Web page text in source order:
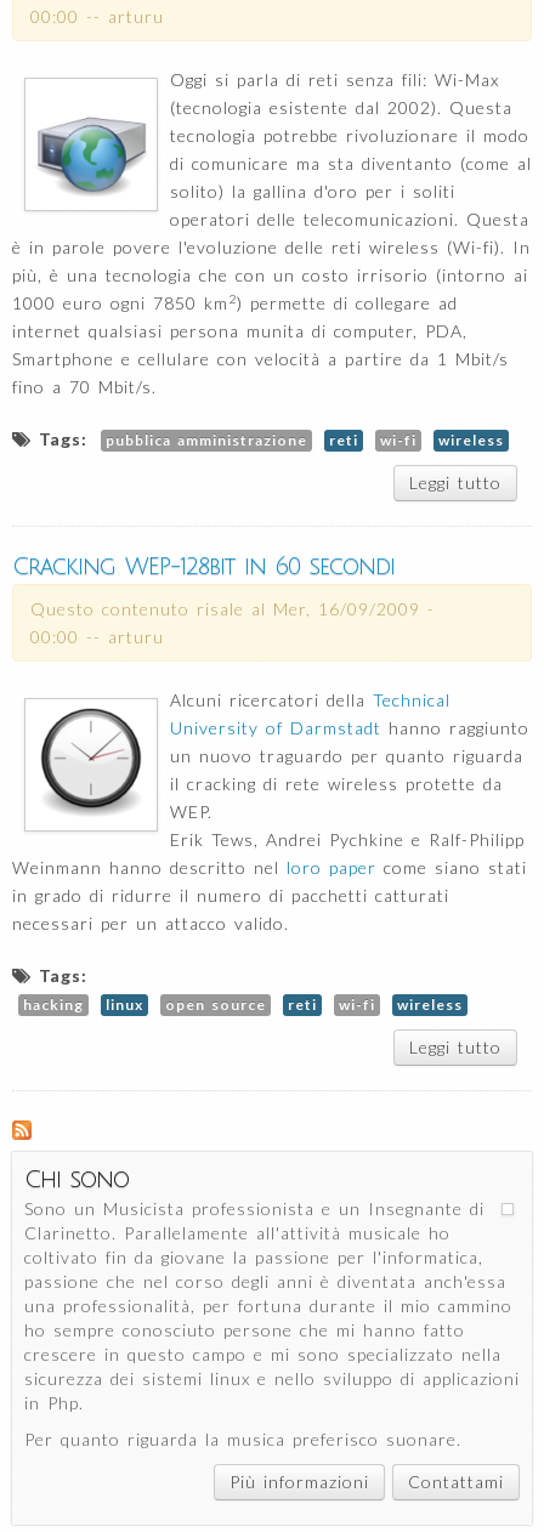
00:00 -- arturu
Oggi si parla di reti senza fili: Wi-Max
(tecnologia esistente dal 2002). Questa
tecnologia potrebbe rivoluzionare il modo
di comunicare ma sta diventanto (come al
solito) la gallina d'oro per i soliti
operatori delle telecomunicazioni. Questa
è in parole povere l'evoluzione delle reti wireless (Wi-fi). In
più, è una tecnologia che con un costo irrisorio (intorno ai
1000 euro ogni 7850 km 2) permette di collegare ad
internet qualsiasi persona munita di computer, PDA,
Smartphone e cellulare con velocità a partire da 1 Mbit/s
fino a 70 Mbit/s.
Tags: pubblica amministrazione reti wi-fi wireless
Leggi tutto
Cracking WEP-128bit in 60 secondi
Questo contenuto risale al Mer, 16/09/2009 -
00:00 -- arturu
Alcuni ricercatori della Technical
University of Darmstadt hanno raggiunto
un nuovo traguardo per quanto riguarda
il cracking di rete wireless protette da
WEP.
Erik Tews, Andrei Pychkine e Ralf-Philipp
Weinmann hanno descritto nel loro paper come siano stati
in grado di ridurre il numero di pacchetti catturati
necessari per un attacco valido.
Tags:
hacking linux open source reti wi-fi wireless
Leggi tutto
Chi sono
Sono un Musicista professionista e un Insegnante di
Clarinetto. Parallelamente all'attività musicale ho
coltivato fin da giovane la passione per l'informatica,
passione che nel corso degli anni è diventata anch'essa
una professionalità, per fortuna durante il mio cammino
ho sempre conosciuto persone che mi hanno fatto
crescere in questo campo e mi sono specializzato nella
sicurezza dei sistemi linux e nello sviluppo di applicazioni
in Php.
Per quanto riguarda la musica preferisco suonare.
Più informazioni Contattami